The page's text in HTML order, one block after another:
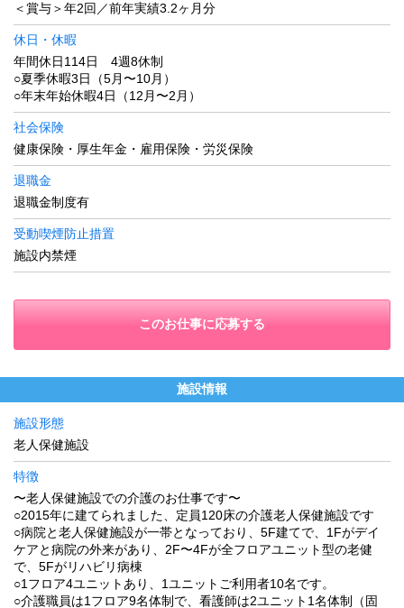
＜賞与＞年2回／前年実績3.2ヶ月分
休日・休暇
年間休日114日 4週8休制
○夏季休暇3日（5月〜10月）
○年末年始休暇4日（12月〜2月）
社会保険
健康保険・厚生年金・雇用保険・労災保険
退職金
退職金制度有
受動喫煙防止措置
施設内禁煙
このお仕事に応募する
施設情報
施設形態
老人保健施設
特徴
〜老人保健施設での介護のお仕事です〜
○2015年に建てられました、定員120床の介護老人保健施設です
○病院と老人保健施設が一帯となっており、5F建てで、1Fがデイ
ケアと病院の外来があり、2F〜4Fが全フロアユニット型の老健
で、5Fがリハビリ病棟
○1フロア4ユニットあり、1ユニットご利用者10名です。
○介護職員は1フロア9名体制で、看護師は2ユニット1名体制（固